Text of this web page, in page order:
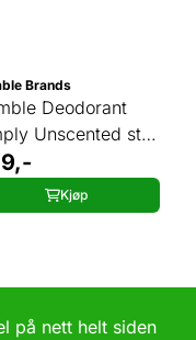
Brands
Deodorant
Unscented stift
Kjøp
på nett helt siden